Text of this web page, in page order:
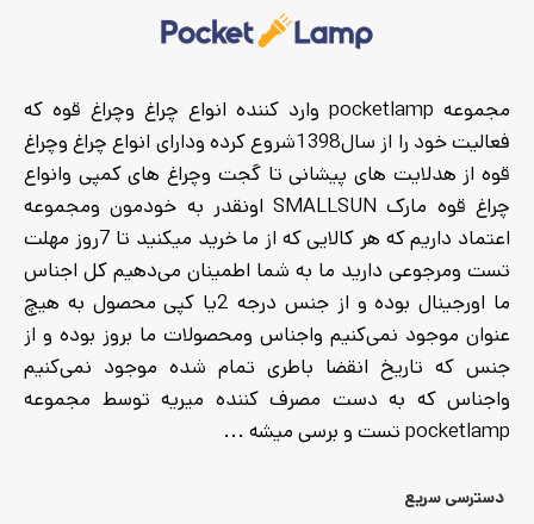
مدت زمان نوردهی :
ضعیف، فلاش، کم‌نور بی‌نهایت
وزن :700 گرم
ابعاد : 22 × 15 × 5 سانتی‌متر
نحوه حمل : دستی و آویزی
مجموعه pocketlamp وارد کننده انواع چراغ وچراغ قوه که
فعالیت خود را از سال1398شروع کرده ودارای انواع چراغ وچراغ
قوه از هدلایت های پیشانی تا گجت وچراغ های کمپی وانواع
چراغ قوه مارک SMALLSUN اونقدر به خودمون ومجموعه
اعتماد داریم که هر کالایی که از ما خرید میکنید تا 7روز مهلت
تست ومرجوعی دارید ما به شما اطمینان می‌دهیم کل اجناس
ما اورجینال بوده و از جنس درجه 2یا کپی محصول به هیچ
عنوان موجود نمی‌کنیم واجناس ومحصولات ما بروز بوده و از
جنس که تاریخ انقضا باطری تمام شده موجود نمی‌کنیم
واجناس که به دست مصرف کننده میریه توسط مجموعه
pocketlamp تست و برسی میشه ...
دسترسی سریع